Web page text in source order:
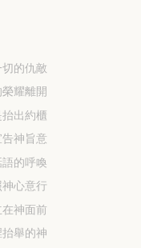
切的仇敵
榮耀離開
抬出約櫃
告神旨意
語的呼喚
神心意行
在神面前
抬舉的神